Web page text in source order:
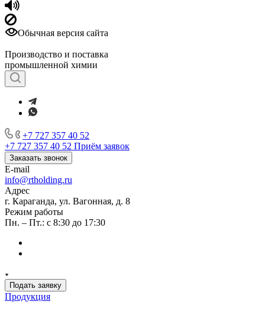
Обычная версия сайта
Производство и поставка
промышленной химии
+7 727 357 40 52
+7 727 357 40 52 Приём заявок
Заказать звонок
E-mail
info@rtholding.ru
Адрес
г. Караганда, ул. Вагонная, д. 8
Режим работы
Пн. – Пт.: с 8:30 до 17:30
Подать заявку
Продукция